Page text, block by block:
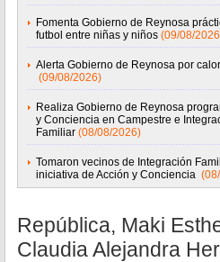
Fomenta Gobierno de Reynosa
futbol entre niñas y niños (09/08/
Alerta Gobierno de Reynosa por
(09/08/2026)
Realiza Gobierno de Reynosa
y Conciencia en Campestre e
Familiar (08/08/2026)
Tomaron vecinos de Integración
iniciativa de Acción y Conciencia
República, Maki
Claudia Alejandra